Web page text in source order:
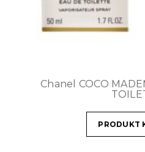
Chanel COCO
PRODUKT